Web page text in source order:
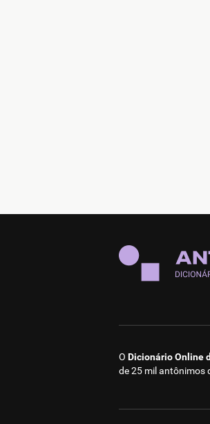
O Dicionário Online
de 25 mil antônimos